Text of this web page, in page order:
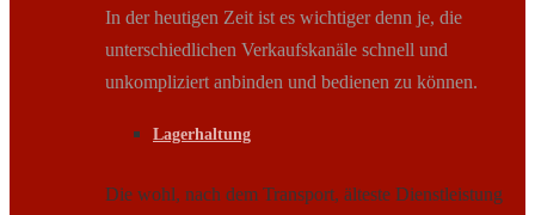
In der heutigen Zeit ist es wichtiger denn je, die
unterschiedlichen Verkaufskanäle schnell und
unkompliziert anbinden und bedienen zu können.
Lagerhaltung
Die wohl, nach dem Transport, älteste Dienstleistung